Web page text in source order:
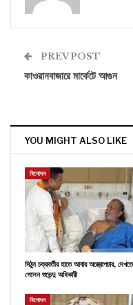
PREV POST
কাওরানবাজারে মার্কেটে আগুন
YOU MIGHT ALSO LIKE
বিনোদন
মিঠুন চক্রবর্তীর হাতে আবার অস্ত্রোপচার, দেখতে
গেলেন শুভেন্দু অধিকারী
বিনোদন